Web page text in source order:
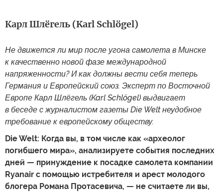
Карл Шлёгель (Karl Schlögel)
Не движется ли мир после угона самолета в Минске
к качественно новой фазе международной
напряженности? И как должны вести себя теперь
Германия и Европейский союз. Эксперт по Восточной
Европе Карл Шлёгель (Karl Schlögel) выдвигает
в беседе с журналистом газеты Die Weltнеудобное
требование к европейскому обществу.
Die Welt: Когда вы, в том числе как «археолог
погибшего мира», анализируете события последних
дней — принуждение к посадке самолета компании
Ryanair с помощью истребителя и арест молодого
блогера Романа Протасевича, — не считаете ли вы,